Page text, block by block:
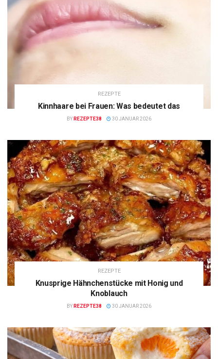
REZEPTE
Kinnhaare bei Frauen: Was bedeutet das
BY REZEPTE38 30 JANUAR 2026
REZEPTE
Knusprige Hähnchenstücke mit Honig und
Knoblauch
BY REZEPTE38 30 JANUAR 2026